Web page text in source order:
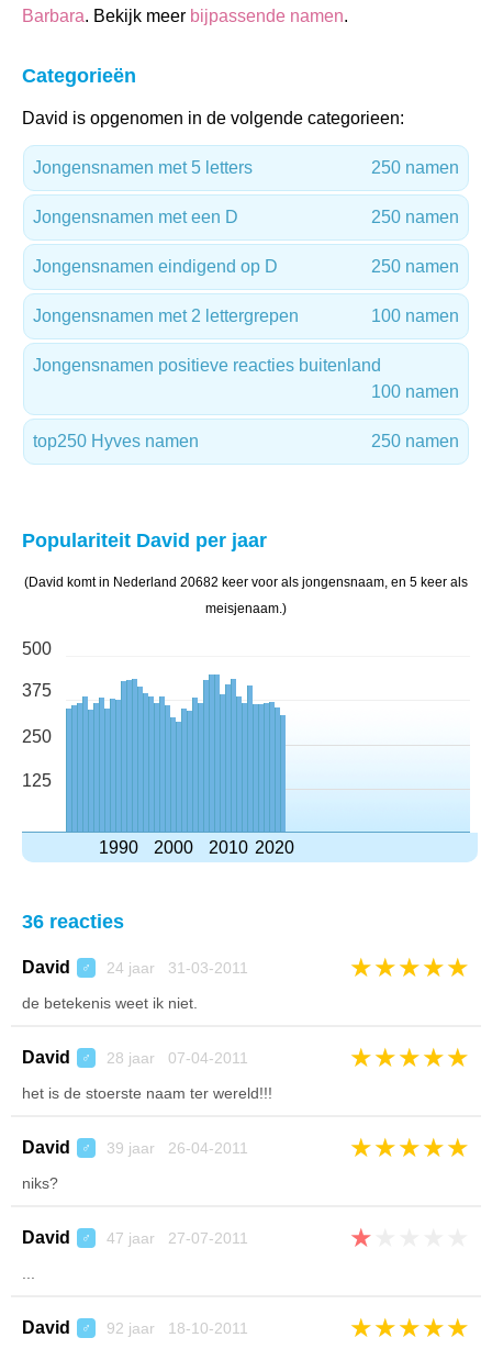
Barbara. Bekijk meer bijpassende namen.
Categorieën
David is opgenomen in de volgende categorieen:
Jongensnamen met 5 letters 250 namen
Jongensnamen met een D 250 namen
Jongensnamen eindigend op D 250 namen
Jongensnamen met 2 lettergrepen 100 namen
Jongensnamen positieve reacties buitenland
100 namen
top250 Hyves namen 250 namen
Populariteit David per jaar
(David komt in Nederland 20682 keer voor als jongensnaam, en 5 keer als
meisjenaam.)
500
375
250
125
1990 2000 2010 2020
36 reacties
David ♂ 24 jaar 31-03-2011 ★★★★★
de betekenis weet ik niet.
David ♂ 28 jaar 07-04-2011 ★★★★★
het is de stoerste naam ter wereld!!!
David ♂ 39 jaar 26-04-2011 ★★★★★
niks?
David ♂ 47 jaar 27-07-2011 ★
David ♂ 92 jaar 18-10-2011 ★★★★★